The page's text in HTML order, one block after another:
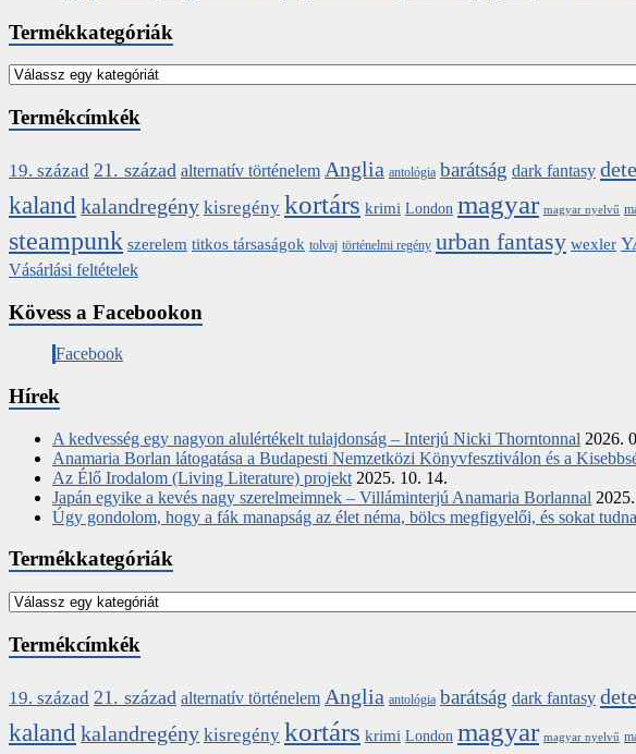
Termékkategóriák
Termékcímkék
19. század 21. század alternatív történelem Anglia antológia barátság dark fantasy
kaland kalandregény kisregény kortárs krimi London magyar magyar nyelvű
steampunk szerelem titkos társaságok tolvaj történelmi regény urban fantasy wexler
Vásárlási feltételek
Kövess a Facebookon
Facebook
Hírek
A kedvesség egy nagyon alulértékelt tulajdonság – Interjú Nicki Thorntonnal 2026.
Anamaria Borlan látogatása a Budapesti Nemzetközi Könyvfesztiválon és a
Az Élő Irodalom (Living Literature) projekt 2025. 10. 14.
Japán egyike a kevés nagy szerelmeimnek – Villáminterjú Anamaria Borlannal
Úgy gondolom, hogy a fák manapság az élet néma, bölcs megfigyelői, és sokat
Termékkategóriák
Termékcímkék
19. század 21. század alternatív történelem Anglia antológia barátság dark fantasy
kaland kalandregény kisregény kortárs krimi London magyar magyar nyelvű